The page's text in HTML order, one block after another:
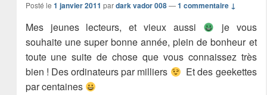
Posté le 1 janvier 2011 pardark vador 008 —1 commentaire ↓
Mes jeunes lecteurs, et vieux aussi
je vous
souhaite une super bonne année, plein de bonheur et
toute une suite de chose que vous connaissez très
bien ! Des ordinateurs par milliers
Et des geekettes
par centaines